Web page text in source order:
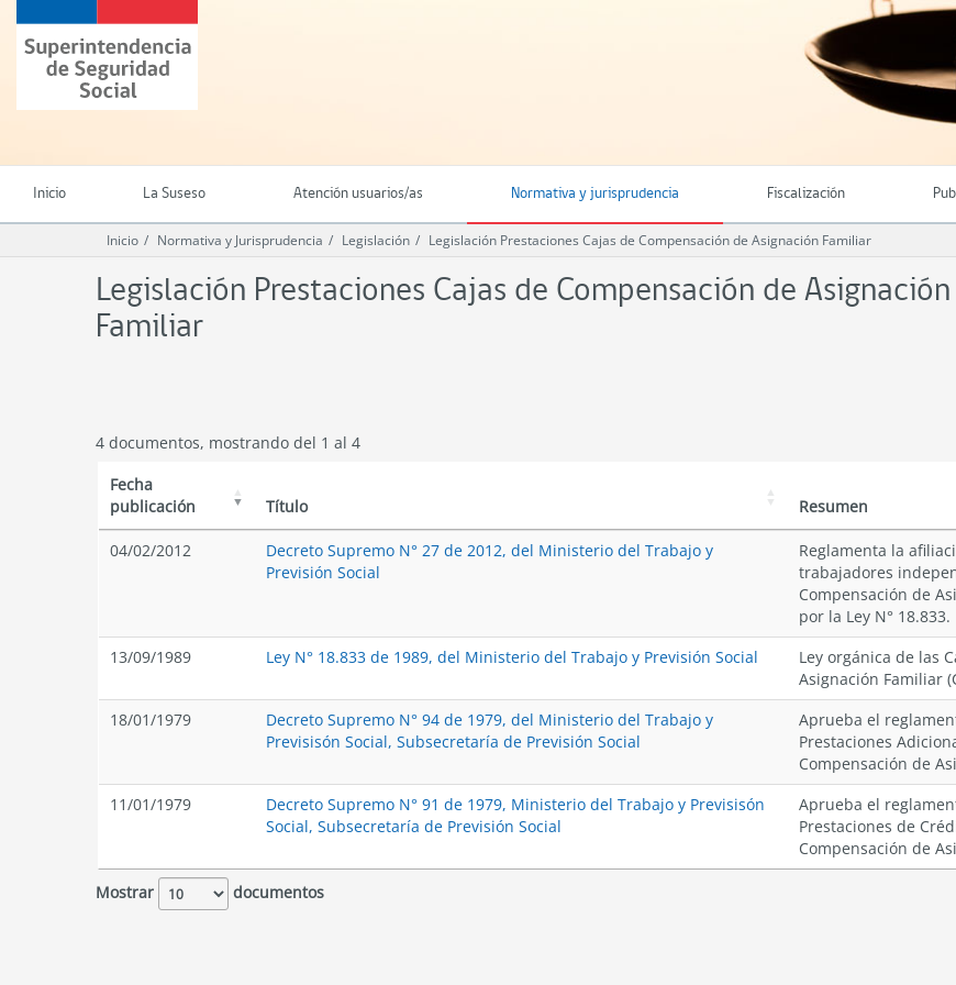
contenido
principal
Superintendencia
de
Seguridad
(SUSESO)
Chile
Inicio La Suseso Atención usuarios/as Normativa y jurisprudencia Fiscalización
Inicio Normativa y Jurisprudencia Legislación Legislación Prestaciones Cajas de Compensación de Asignación Familiar
Legislación Prestaciones Cajas de Compensación de Asignación
Familiar
4 documentos, mostrando del 1 al 4
Fecha
publicación
Título Resumen
04/02/2012
Decreto Supremo N° 27 de 2012, del Ministerio del Trabajo y
Previsión Social
Reglamenta la
trabajadores
Compensación de
por la Ley N° 18.833.
13/09/1989
Ley N° 18.833 de 1989, del Ministerio del Trabajo y Previsión Social
Ley orgánica de las
Asignación Familiar
18/01/1979
Decreto Supremo N° 94 de 1979, del Ministerio del Trabajo y
Previsisón Social, Subsecretaría de Previsión Social
Aprueba el
Prestaciones
Compensación de
11/01/1979
Decreto Supremo N° 91 de 1979, Ministerio del Trabajo y Previsisón
Social, Subsecretaría de Previsión Social
Aprueba el
Prestaciones de
Compensación de
Mostrar
documentos